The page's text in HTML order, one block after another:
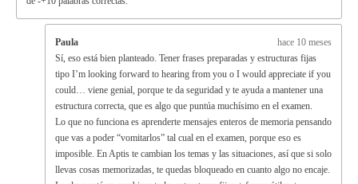
Paula
hace 10 meses
Sí, eso está bien planteado. Tener frases preparadas y estructuras fijas
tipo I’m looking forward to hearing from you o I would appreciate if you
could… viene genial, porque te da seguridad y te ayuda a mantener una
estructura correcta, que es algo que puntúa muchísimo en el examen.
Lo que no funciona es aprenderte mensajes enteros de memoria pensando
que vas a poder “vomitarlos” tal cual en el examen, porque eso es
imposible. En Aptis te cambian los temas y las situaciones, así que si solo
llevas cosas memorizadas, te quedas bloqueado en cuanto algo no encaje.